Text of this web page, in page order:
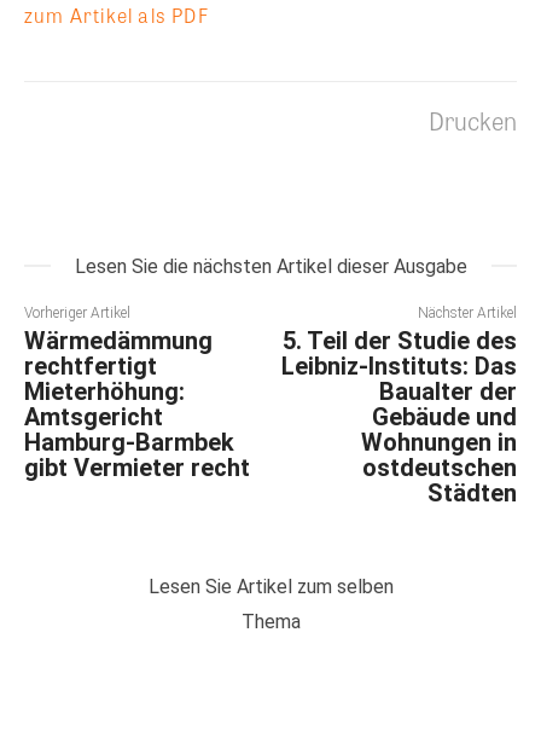
zum Artikel als PDF
Drucken
Lesen Sie die nächsten Artikel dieser Ausgabe
Vorheriger Artikel
Wärmedämmung
rechtfertigt
Mieterhöhung:
Amtsgericht
Hamburg-Barmbek
gibt Vermieter recht
Nächster Artikel
5. Teil der Studie des
Leibniz-Instituts: Das
Baualter der
Gebäude und
Wohnungen in
ostdeutschen
Städten
Lesen Sie Artikel zum selben
Thema